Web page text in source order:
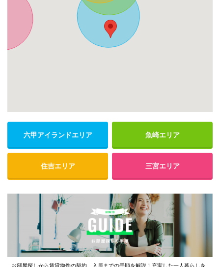
六甲アイランドエリア 魚崎エリア
住吉エリア 三宮エリア
お部屋探しから賃貸物件の契約、入居までの手順を解説！充実した一人暮らしを